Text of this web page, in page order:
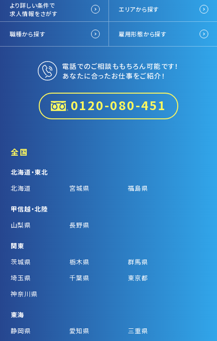
より詳しい条件で
求人情報をさがす
エリアから探す
職種から探す 雇用形態から探す
電話でのご相談ももちろん可能です！
あなたに合ったお仕事をご紹介！
0120-080-451
全国
北海道・東北
北海道
宮城県 福島県
甲信越・北陸
山梨県
長野県
関東
茨城県
栃木県
群馬県
埼玉県
千葉県
東京都
神奈川県
東海
静岡県
愛知県 三重県